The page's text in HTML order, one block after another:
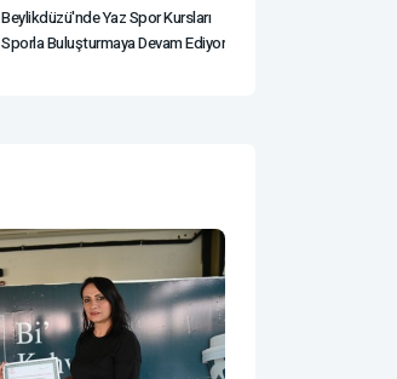
Beylikdüzü'nde Yaz Spor Kursları
Sporla Buluşturmaya Devam Ediyor